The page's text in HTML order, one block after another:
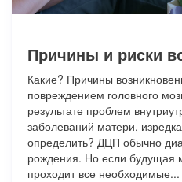
Причины и риски
Какие? Причины
повреждением головного
результате проблем
заболеваний матери,
определить? ДЦП обычно
рождения. Но если будущая
проходит все необходимые...